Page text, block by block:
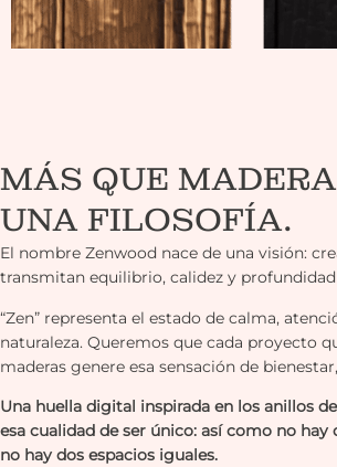
MÁS QUE
UNA FILOSOFÍA.
El nombre Zenwood nace de una visión:
transmitan equilibrio, calidez y
“Zen” representa el estado de calma,
naturaleza. Queremos que cada proyecto
maderas genere esa sensación de
Una huella digital inspirada en los anillos
esa cualidad de ser único: así como no hay
no hay dos espacios iguales.